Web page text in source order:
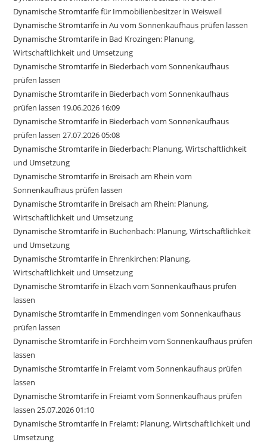
Dynamische Stromtarife für Immobilienbesitzer in Weisweil
Dynamische Stromtarife in Au vom Sonnenkaufhaus prüfen lassen
Dynamische Stromtarife in Bad Krozingen: Planung,
Wirtschaftlichkeit und Umsetzung
Dynamische Stromtarife in Biederbach vom Sonnenkaufhaus
prüfen lassen
Dynamische Stromtarife in Biederbach vom Sonnenkaufhaus
prüfen lassen 19.06.2026 16:09
Dynamische Stromtarife in Biederbach vom Sonnenkaufhaus
prüfen lassen 27.07.2026 05:08
Dynamische Stromtarife in Biederbach: Planung, Wirtschaftlichkeit
und Umsetzung
Dynamische Stromtarife in Breisach am Rhein vom
Sonnenkaufhaus prüfen lassen
Dynamische Stromtarife in Breisach am Rhein: Planung,
Wirtschaftlichkeit und Umsetzung
Dynamische Stromtarife in Buchenbach: Planung, Wirtschaftlichkeit
und Umsetzung
Dynamische Stromtarife in Ehrenkirchen: Planung,
Wirtschaftlichkeit und Umsetzung
Dynamische Stromtarife in Elzach vom Sonnenkaufhaus prüfen
lassen
Dynamische Stromtarife in Emmendingen vom Sonnenkaufhaus
prüfen lassen
Dynamische Stromtarife in Forchheim vom Sonnenkaufhaus prüfen
lassen
Dynamische Stromtarife in Freiamt vom Sonnenkaufhaus prüfen
lassen
Dynamische Stromtarife in Freiamt vom Sonnenkaufhaus prüfen
lassen 25.07.2026 01:10
Dynamische Stromtarife in Freiamt: Planung, Wirtschaftlichkeit und
Umsetzung